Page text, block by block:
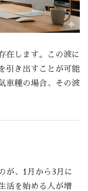
在します。この波に
引き出すことが可能
車種の場合、その波
が、1月から3月に
活を始める人が増